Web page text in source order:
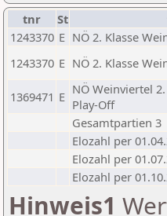
tnr St
1243370 E NÖ 2. Klasse
1243370 E NÖ 2. Klasse
1369471 E NÖ Weinviertel
Play-Off
Gesamtpartien 3
Elozahl per
Elozahl per
Elozahl per
Hinweis1